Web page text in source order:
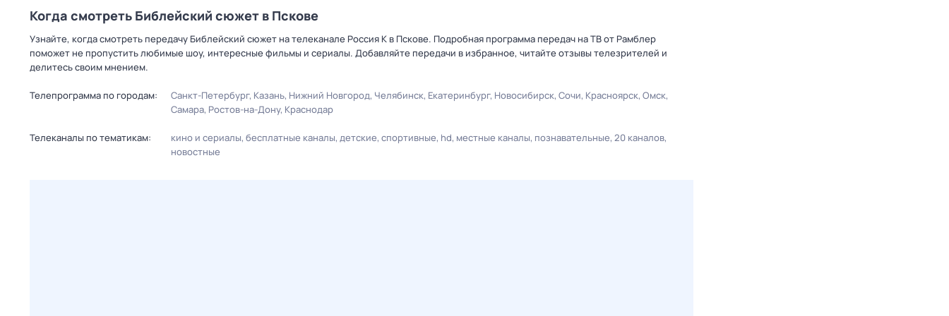
Когда смотреть Библейский сюжет в Пскове
Узнайте, когда смотреть передачу Библейский сюжет на телеканале Россия К в Пскове. Подробная программа передач на ТВ от Рамблер
поможет не пропустить любимые шоу, интересные фильмы и сериалы. Добавляйте передачи в избранное, читайте отзывы телезрителей и
делитесь своим мнением.
Телепрограмма по городам: Санкт-Петербург Казань Нижний Новгород Челябинск Екатеринбург Новосибирск Сочи Красноярск Омск
Самара Ростов-на-Дону Краснодар
Телеканалы по тематикам: кино и сериалы бесплатные каналы детские спортивные hd местные каналы познавательные 20 каналов
новостные